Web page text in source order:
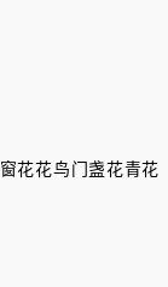
窗花花鸟门盏花青花